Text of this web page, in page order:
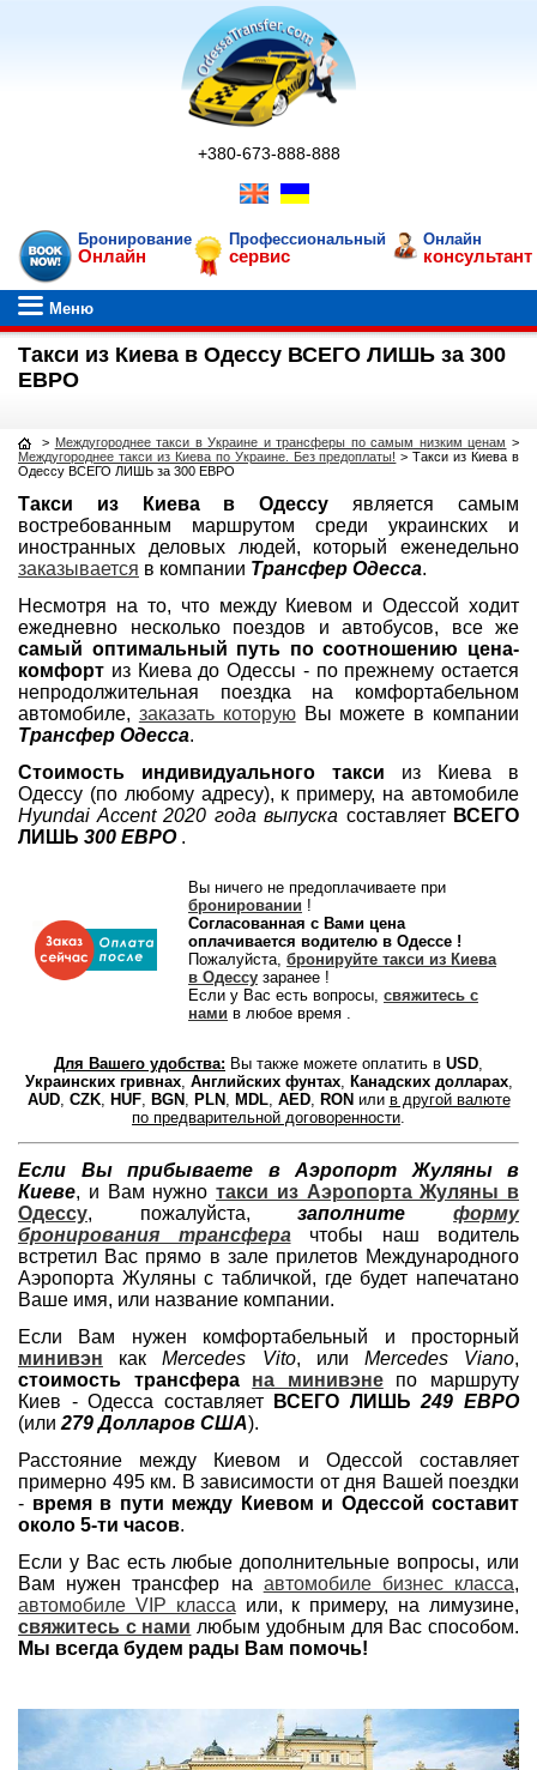
+380-673-888-888
Бронирование
Онлайн
Профессиональный
сервис
Онлайн
консультант
Меню
Такси из Киева в Одессу ВСЕГО ЛИШЬ за 300
ЕВРО
> Междугороднее такси в Украине и трансферы по самым низким ценам >
Междугороднее такси из Киева по Украине. Без предоплаты! > Такси из Киева в
Одессу ВСЕГО ЛИШЬ за 300 ЕВРО
Такси из Киева в Одессу является самым
востребованным маршрутом среди украинских и
иностранных деловых людей, который еженедельно
заказывается в компании Трансфер Одесса.
Несмотря на то, что между Киевом и Одессой ходит
ежедневно несколько поездов и автобусов, все же
самый оптимальный путь по соотношению цена-
комфорт из Киева до Одессы - по прежнему остается
непродолжительная поездка на комфортабельном
автомобиле, заказать которуюВы можете в компании
Трансфер Одесса.
Стоимость индивидуального такси из Киева в
Одессу (по любому адресу), к примеру, на автомобиле
Hyundai Accent 2020 года выпуска составляет ВСЕГО
ЛИШЬ 300 ЕВРО .
Вы ничего не предоплачиваете при
бронировании !
Согласованная с Вами цена
оплачивается водителю в Одессе !
Пожалуйста, бронируйте такси из Киева
в Одессу заранее !
Если у Вас есть вопросы, свяжитесь с
нами в любое время .
Для Вашего удобства: Вы также можете оплатить в USD,
Украинских гривнах, Английских фунтах, Канадских долларах,
AUD, CZK, HUF, BGN , PLN , MDL, AED, RON или в другой валюте
по предварительной договоренности.
Если Вы прибываете в Аэропорт Жуляны в
Киеве, и Вам нужно такси из Аэропорта Жуляны в
Одессу, пожалуйста,заполнитеформу
бронирования трансферачтобы наш водитель
встретил Вас прямо в зале прилетов Международного
Аэропорта Жуляны с табличкой, где будет напечатано
Ваше имя, или название компании.
Если Вам нужен комфортабельный и просторный
минивэн какMercedes Vito, или Mercedes Viano,
стоимость трансфера на минивэнепо маршруту
Киев - Одесса составляет
ВСЕГО ЛИШЬ249 ЕВРО
(или 279 Долларов США).
Расстояние между Киевом и Одессой составляет
примерно 495 км. В зависимости от дня Вашей поездки
- время в пути между Киевом и Одессой составит
около 5-ти часов.
Если у Вас есть любые дополнительные вопросы, или
Вам нужен трансфер на автомобиле бизнес класса,
автомобиле VIP класса или, к примеру, на лимузине,
свяжитесь с нами любым удобным для Вас способом.
Мы всегда будем рады Вам помочь!